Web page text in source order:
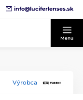
info@luciferlenses.sk
Menu
Výrobca